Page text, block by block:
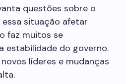
questões sobre o
essa situação afetar
faz muitos se
estabilidade do governo.
líderes e mudanças